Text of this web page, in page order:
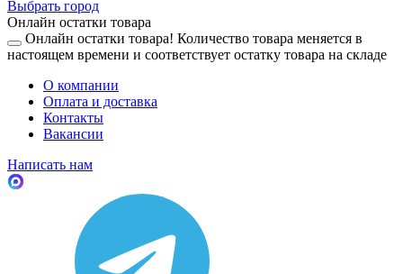
Выбрать город
Онлайн остатки товара
Онлайн остатки товара! Количество товара меняется в
настоящем времени и соответствует остатку товара на складе
О компании
Оплата и доставка
Контакты
Вакансии
Написать нам